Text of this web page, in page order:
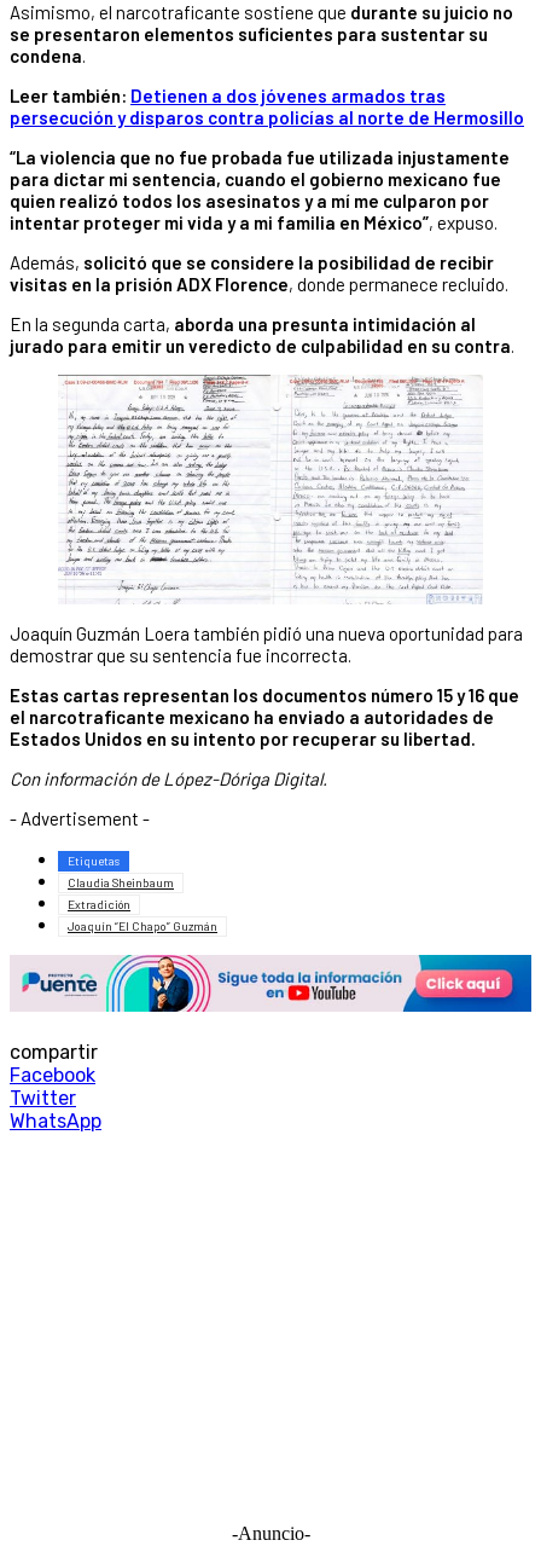
Asimismo, el narcotraficante sostiene que durante su juicio no
se presentaron elementos suficientes para sustentar su
condena.
Leer también: Detienen a dos jóvenes armados tras
persecución y disparos contra policías al norte de Hermosillo
“La violencia que no fue probada fue utilizada injustamente
para dictar mi sentencia, cuando el gobierno mexicano fue
quien realizó todos los asesinatos y a mí me culparon por
intentar proteger mi vida y a mi familia en México”, expuso.
Además, solicitó que se considere la posibilidad de recibir
visitas en la prisión ADX Florence, donde permanece recluido.
En la segunda carta, aborda una presunta intimidación al
jurado para emitir un veredicto de culpabilidad en su contra.
Joaquín Guzmán Loera también pidió una nueva oportunidad para
demostrar que su sentencia fue incorrecta.
Estas cartas representan los documentos número 15 y 16 que
el narcotraficante mexicano ha enviado a autoridades de
Estados Unidos en su intento por recuperar su libertad.
Con información de López-Dóriga Digital.
- Advertisement -
Etiquetas
Claudia Sheinbaum
Extradición
Joaquín “El Chapo” Guzmán
compartir
Facebook
Twitter
WhatsApp
-Anuncio-